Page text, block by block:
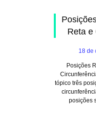
Reta e
18 de
Posições
tópico três
posições